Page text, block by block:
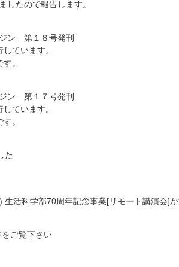
したので報告します。
ン 第１８号発刊
ています。
。
ン 第１７号発刊
ています。
。
た
活科学部70周年記念事業[リモート講演会]
をご覧下さい